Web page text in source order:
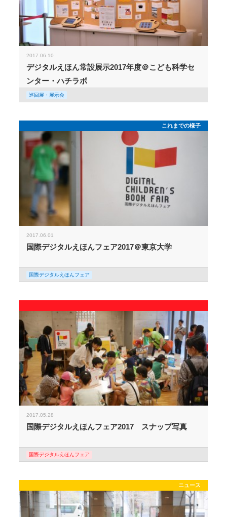
2017.06.10
デジタルえほん常設展示2017年度＠こども科学セ
ンター・ハチラボ
巡回展・展示会
これまでの様子
2017.06.01
国際デジタルえほんフェア2017＠東京大学
国際デジタルえほんフェア
2017.05.28
国際デジタルえほんフェア2017 スナップ写真
国際デジタルえほんフェア
ニュース